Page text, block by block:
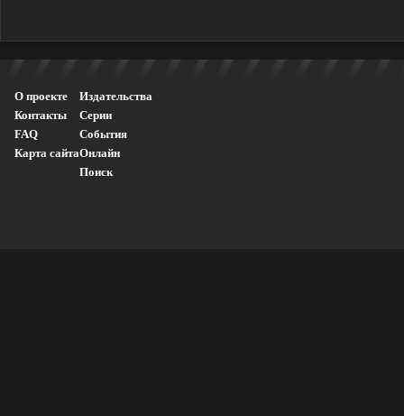
О проекте
Контакты
FAQ
Карта сайта
Издательства
Серии
События
Онлайн
Поиск